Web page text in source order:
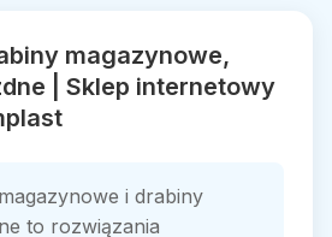
magazynowe,
| Sklep internetowy
i drabiny
to rozwiązania